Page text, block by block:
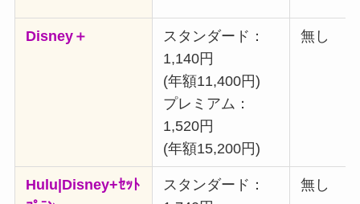
Disney＋
スタンダード：
1,140円
(年額11,400円)
プレミアム：
1,520円
(年額15,200円)
無し
Hulu|Disney+ｾｯﾄ
スタンダード：
無し